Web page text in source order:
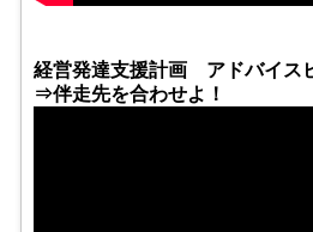
経営発達支援計画 アドバイス
⇒伴走先を合わせよ！